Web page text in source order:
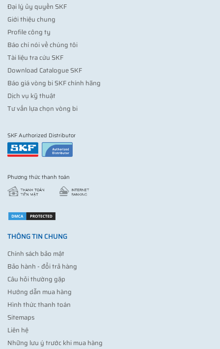
Đại lý ủy quyền SKF
Giới thiệu chung
Profile công ty
Báo chí nói về chúng tôi
Tài liệu tra cứu SKF
Download Catalogue SKF
Báo giá vòng bi SKF chính hãng
Dịch vụ kỹ thuật
Tư vấn lựa chọn vòng bi
SKF Authorized Distributor
Phương thức thanh toán
THÔNG TIN CHUNG
Chính sách bảo mật
Bảo hành - đổi trả hàng
Câu hỏi thường gặp
Hướng dẫn mua hàng
Hình thức thanh toán
Sitemaps
Liên hệ
Những lưu ý trước khi mua hàng